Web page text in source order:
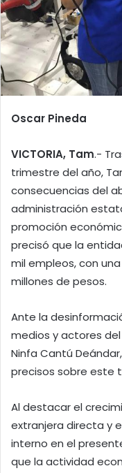
Oscar Pineda
VICTORIA, Tam.-
trimestre del año,
consecuencias del
administración
promoción
precisó que la
mil empleos, con
millones de pesos.
Ante la
medios y actores
Ninfa Cantú
precisos sobre este
Al destacar el
extranjera directa y
interno en el
que la actividad